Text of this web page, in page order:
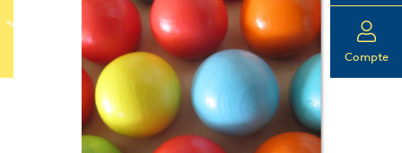
Compte